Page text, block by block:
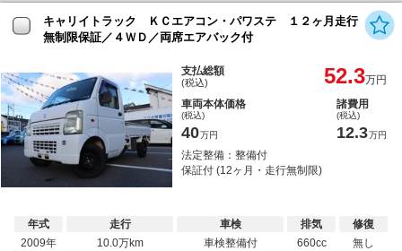
キャリイトラック ＫＣエアコン・パワステ １２ヶ月走行
無制限保証／４ＷＤ／両席エアバック付
支払総額
(税込) 52.3万円
車両本体価格
(税込)
40万円
諸費用
(税込)
12.3万円
法定整備：整備付
保証付 (12ヶ月・走行無制限)
年式
2009年
走行
10.0万km
車検
車検整備付
排気
660cc
修復
無し